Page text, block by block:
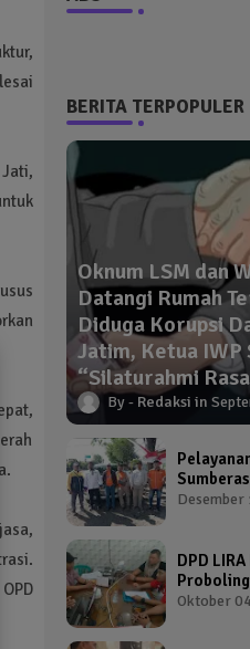
BERITA TERPOPULER
Oknum LSM dan
Datangi Rumah
Diduga Korupsi
Jatim, Ketua IWP
“Silaturahmi
Redaksi
Kepala
DPD
Bawaslu
Oktober